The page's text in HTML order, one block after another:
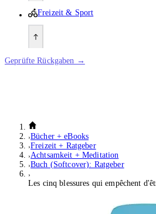
Freizeit & Sport
Geprüfte Rückgaben →
Bücher + eBooks
Freizeit + Ratgeber
Achtsamkeit + Meditation
Buch (Softcover): Ratgeber
Les cinq blessures qui empêchent